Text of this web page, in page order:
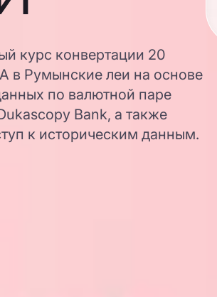
курс конвертации 20
Румынские леи на основе
по валютной паре
Bank, а также
к историческим данным.